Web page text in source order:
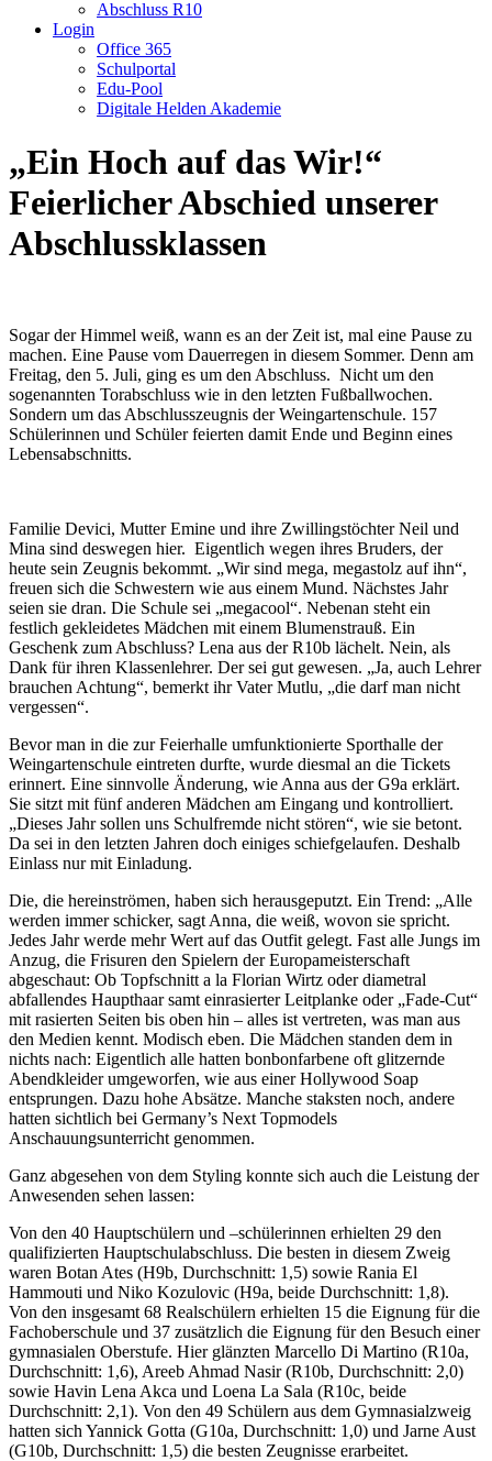
Abschluss R10
Login
Office 365
Schulportal
Edu-Pool
Digitale Helden Akademie
„Ein Hoch auf das Wir!“
Feierlicher Abschied unserer
Abschlussklassen
Sogar der Himmel weiß, wann es an der Zeit ist, mal eine Pause zu
machen. Eine Pause vom Dauerregen in diesem Sommer. Denn am
Freitag, den 5. Juli, ging es um den Abschluss. Nicht um den
sogenannten Torabschluss wie in den letzten Fußballwochen.
Sondern um das Abschlusszeugnis der Weingartenschule. 157
Schülerinnen und Schüler feierten damit Ende und Beginn eines
Lebensabschnitts.
Familie Devici, Mutter Emine und ihre Zwillingstöchter Neil und
Mina sind deswegen hier. Eigentlich wegen ihres Bruders, der
heute sein Zeugnis bekommt. „Wir sind mega, megastolz auf ihn“,
freuen sich die Schwestern wie aus einem Mund. Nächstes Jahr
seien sie dran. Die Schule sei „megacool“. Nebenan steht ein
festlich gekleidetes Mädchen mit einem Blumenstrauß. Ein
Geschenk zum Abschluss? Lena aus der R10b lächelt. Nein, als
Dank für ihren Klassenlehrer. Der sei gut gewesen. „Ja, auch Lehrer
brauchen Achtung“, bemerkt ihr Vater Mutlu, „die darf man nicht
vergessen“.
Bevor man in die zur Feierhalle umfunktionierte Sporthalle der
Weingartenschule eintreten durfte, wurde diesmal an die Tickets
erinnert. Eine sinnvolle Änderung, wie Anna aus der G9a erklärt.
Sie sitzt mit fünf anderen Mädchen am Eingang und kontrolliert.
„Dieses Jahr sollen uns Schulfremde nicht stören“, wie sie betont.
Da sei in den letzten Jahren doch einiges schiefgelaufen. Deshalb
Einlass nur mit Einladung.
Die, die hereinströmen, haben sich herausgeputzt. Ein Trend: „Alle
werden immer schicker, sagt Anna, die weiß, wovon sie spricht.
Jedes Jahr werde mehr Wert auf das Outfit gelegt. Fast alle Jungs im
Anzug, die Frisuren den Spielern der Europameisterschaft
abgeschaut: Ob Topfschnitt a la Florian Wirtz oder diametral
abfallendes Haupthaar samt einrasierter Leitplanke oder „Fade-Cut“
mit rasierten Seiten bis oben hin – alles ist vertreten, was man aus
den Medien kennt. Modisch eben. Die Mädchen standen dem in
nichts nach: Eigentlich alle hatten bonbonfarbene oft glitzernde
Abendkleider umgeworfen, wie aus einer Hollywood Soap
entsprungen. Dazu hohe Absätze. Manche staksten noch, andere
hatten sichtlich bei Germany’s Next Topmodels
Anschauungsunterricht genommen.
Ganz abgesehen von dem Styling konnte sich auch die Leistung der
Anwesenden sehen lassen:
Von den 40 Hauptschülern und –schülerinnen erhielten 29 den
qualifizierten Hauptschulabschluss. Die besten in diesem Zweig
waren Botan Ates (H9b, Durchschnitt: 1,5) sowie Rania El
Hammouti und Niko Kozulovic (H9a, beide Durchschnitt: 1,8).
Von den insgesamt 68 Realschülern erhielten 15 die Eignung für die
Fachoberschule und 37 zusätzlich die Eignung für den Besuch einer
gymnasialen Oberstufe. Hier glänzten Marcello Di Martino (R10a,
Durchschnitt: 1,6), Areeb Ahmad Nasir (R10b, Durchschnitt: 2,0)
sowie Havin Lena Akca und Loena La Sala (R10c, beide
Durchschnitt: 2,1). Von den 49 Schülern aus dem Gymnasialzweig
hatten sich Yannick Gotta (G10a, Durchschnitt: 1,0) und Jarne Aust
(G10b, Durchschnitt: 1,5) die besten Zeugnisse erarbeitet.